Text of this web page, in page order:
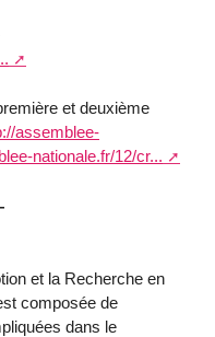
et deuxième
assemblee-
nationale.fr/12/cr...
et la Recherche en
composée de
dans le